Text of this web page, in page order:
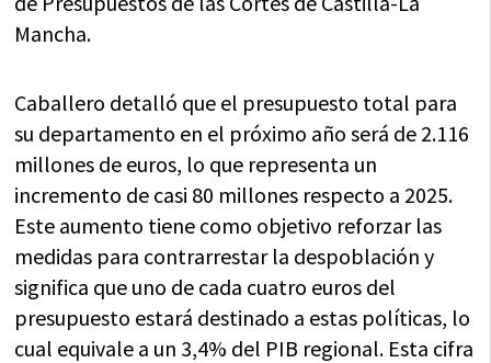
Mancha.
Caballero detalló que el presupuesto total para
su departamento en el próximo año será de 2.116
millones de euros, lo que representa un
incremento de casi 80 millones respecto a 2025.
Este aumento tiene como objetivo reforzar las
medidas para contrarrestar la despoblación y
significa que uno de cada cuatro euros del
presupuesto estará destinado a estas políticas, lo
cual equivale a un 3,4% del PIB regional. Esta cifra